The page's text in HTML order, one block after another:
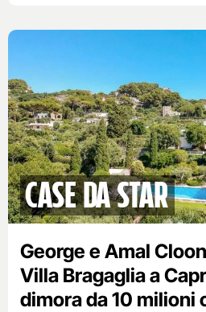
Case da star
George e Amal
Villa Bragaglia a
dimora da 10 milioni